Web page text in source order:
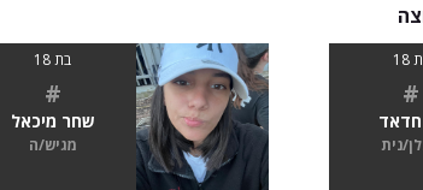
18
#
חדאד
נית
בת 18
#
שחר מיכאל
מגיש/ה